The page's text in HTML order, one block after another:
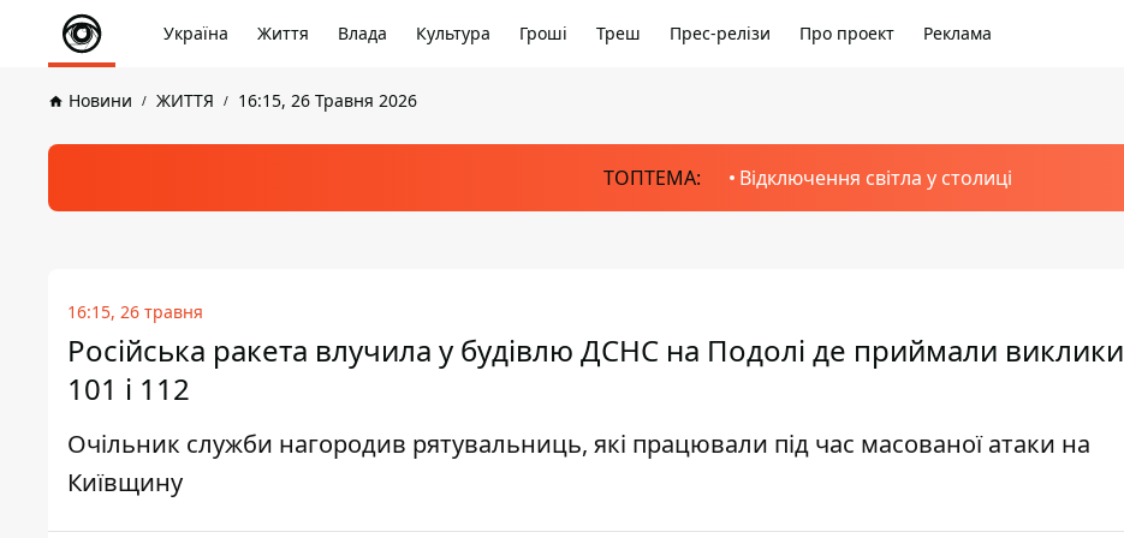
Україна Життя Влада Культура Гроші Треш Прес-релізи Про проект Реклама
Новини ЖИТТЯ 16:15, 26 Травня 2026
ТОПТЕМА: Відключення світла у столиці
16:15, 26 травня
Російська ракета влучила у будівлю ДСНС на Подолі де приймали виклики
101 і 112
Очільник служби нагородив рятувальниць, які працювали під час масованої атаки на
Київщину